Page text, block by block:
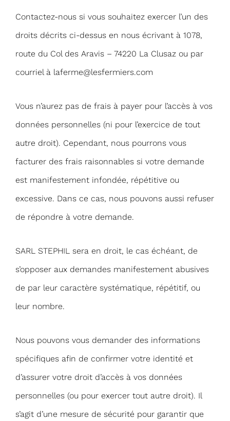
Contactez-nous si vous souhaitez exercer l’un des
droits décrits ci-dessus en nous écrivant à 1078,
route du Col des Aravis – 74220 La Clusaz ou par
courriel à laferme@lesfermiers.com
Vous n’aurez pas de frais à payer pour l’accès à vos
données personnelles (ni pour l’exercice de tout
autre droit). Cependant, nous pourrons vous
facturer des frais raisonnables si votre demande
est manifestement infondée, répétitive ou
excessive. Dans ce cas, nous pouvons aussi refuser
de répondre à votre demande.
SARL STEPHIL sera en droit, le cas échéant, de
s’opposer aux demandes manifestement abusives
de par leur caractère systématique, répétitif, ou
leur nombre.
Nous pouvons vous demander des informations
spécifiques afin de confirmer votre identité et
d’assurer votre droit d’accès à vos données
personnelles (ou pour exercer tout autre droit). Il
s’agit d’une mesure de sécurité pour garantir que